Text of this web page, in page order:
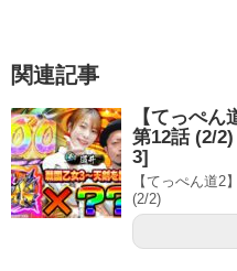
関連記事
【てっぺ
第12話 (2/
3]
【てっぺん道2
(2/2)